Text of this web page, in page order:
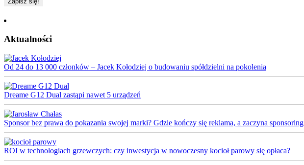
Aktualności
Od 24 do 13 000 członków – Jacek Kołodziej o budowaniu spółdzielni na pokolenia
Dreame G12 Dual zastąpi nawet 5 urządzeń
Sponsor bez prawa do pokazania swojej marki? Gdzie kończy się reklama, a zaczyna sponsoring
ROI w technologiach grzewczych: czy inwestycja w nowoczesny kocioł parowy się opłaca?